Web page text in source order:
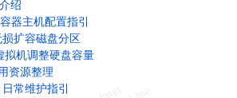
绍
器主机配置指引
扩容磁盘分区
拟机调整硬盘容量
资源整理
常维护指引